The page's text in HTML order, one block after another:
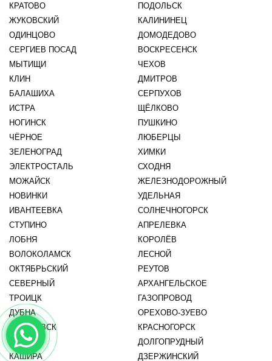
КРАТОВО
ПОДОЛЬСК
ЖУКОВСКИЙ
КАЛИНИНЕЦ
ОДИНЦОВО
ДОМОДЕДОВО
СЕРГИЕВ ПОСАД
ВОСКРЕСЕНСК
МЫТИЩИ
ЧЕХОВ
КЛИН
ДМИТРОВ
БАЛАШИХА
СЕРПУХОВ
ИСТРА
ЩЁЛКОВО
НОГИНСК
ПУШКИНО
ЧЁРНОЕ
ЛЮБЕРЦЫ
ЗЕЛЕНОГРАД
ХИМКИ
ЭЛЕКТРОСТАЛЬ
СХОДНЯ
МОЖАЙСК
ЖЕЛЕЗНОДОРОЖНЫЙ
НОВИНКИ
УДЕЛЬНАЯ
ИВАНТЕЕВКА
СОЛНЕЧНОГОРСК
СТУПИНО
АПРЕЛЕВКА
ЛОБНЯ
КОРОЛЁВ
ВОЛОКОЛАМСК
ЛЕСНОЙ
ОКТЯБРЬСКИЙ
РЕУТОВ
СЕВЕРНЫЙ
АРХАНГЕЛЬСКОЕ
ТРОИЦК
ГАЗОПРОВОД
ДУБНА
ОРЕХОВО-ЗУЕВО
ЕГОРЬЕВСК
КРАСНОГОРСК
ВИДНОЕ
ДОЛГОПРУДНЫЙ
КАШИРА
ДЗЕРЖИНСКИЙ